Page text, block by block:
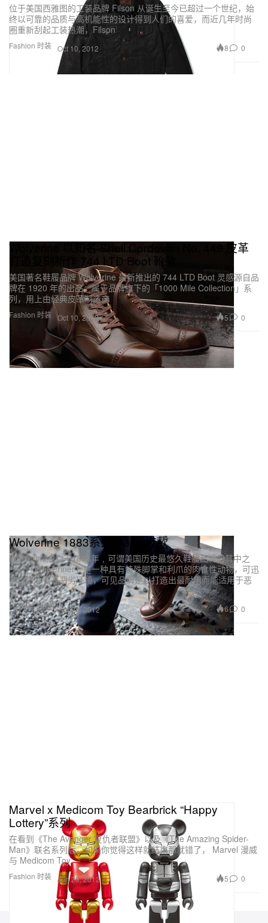
Fashion 时装
位于美国西雅图的工装品牌 Filson 从诞生至今已超过一个世纪，始
终以可靠的品质与高机能性的设计得到人们的喜爱，而近几年时尚
圈重新刮起工装热潮，Filson
Oct 10, 2012 8 0
Fashion 时装
Wolverine 以知名 Shell Cordovan No. 449 皮革
打造复刻新作 744 LTD Boot 靴款
美国著名鞋履品牌 Wolverine 最新推出的 744 LTD Boot 灵感源自品
牌在 1920 年的出品，属于品牌旗下的「1000 Mile Collection」系
列，用上由经典皮革制造商
Oct 10, 2012 5 0
Fashion 时装
Wolverine 1883系列 Darin 鞋款
Wolverine成立于1883年﹐可谓美国历史最悠久鞋履品牌的其中之
一。「Wolveriner」是一种具有特殊脚掌和利爪的肉食性动物，可迅
速穿愈冰雪等恶劣环境，可见品牌是以打造出最耐用而能适用于恶
劣
Jun 28, 2012 6 0
Fashion 时装
Marvel x Medicom Toy Bearbrick “Happy
Lottery”系列
在看到《The Avenger 复仇者联盟》以及《The Amazing Spider-
Man》联名系列后，如果你觉得这样就结束那就错了， Marvel 漫威
与 Medicom Toy
Jun 25, 2012 5 0